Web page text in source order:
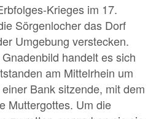
Krieges im 17.
Sörgenlocher das Dorf
Umgebung verstecken.
handelt es sich
am Mittelrhein um
Bank sitzende, mit dem
Muttergottes. Um die